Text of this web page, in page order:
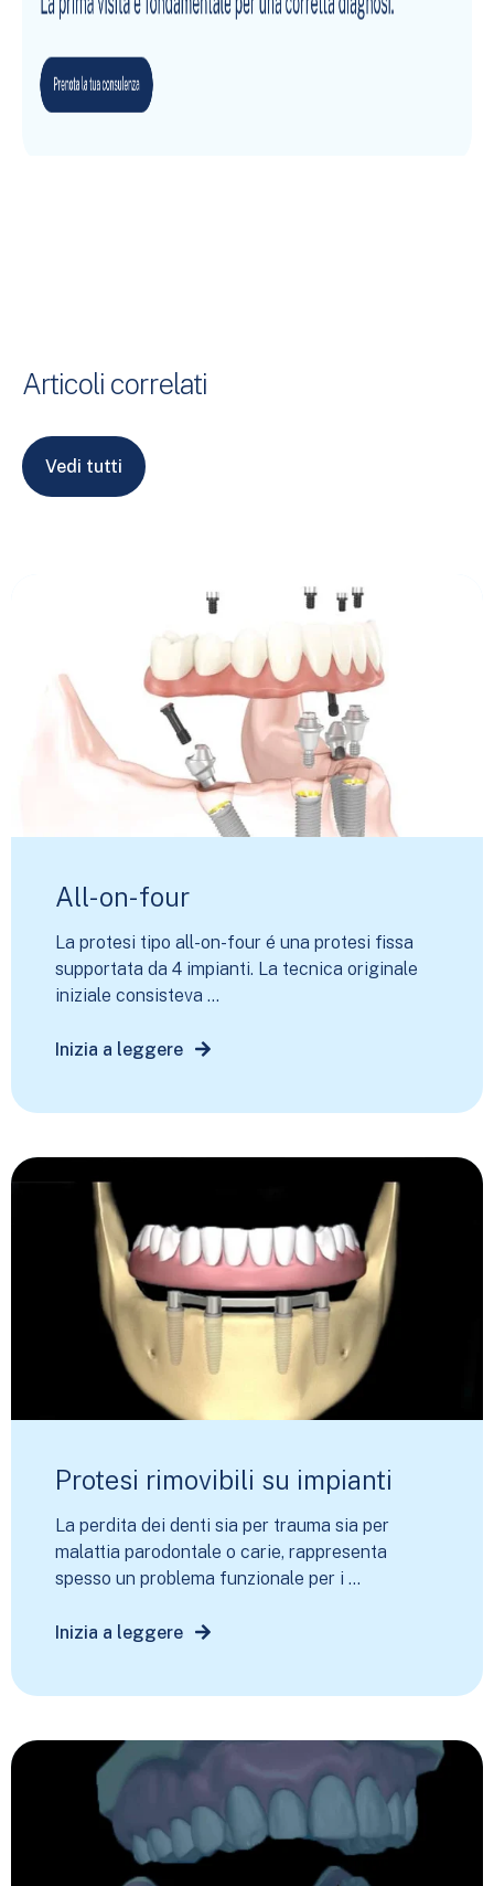
Articoli correlati
Vedi tutti
All-on-four
La protesi tipo all-on-four é una protesi fissa
supportata da 4 impianti. La tecnica originale
iniziale consisteva ...
Inizia a leggere
Protesi rimovibili su impianti
La perdita dei denti sia per trauma sia per
malattia parodontale o carie, rappresenta
spesso un problema funzionale per i ...
Inizia a leggere